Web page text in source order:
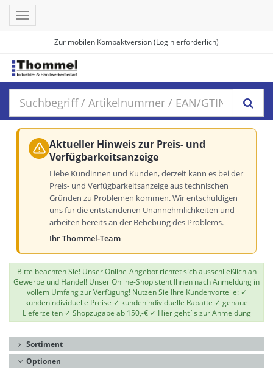
Zur mobilen Kompaktversion (Login erforderlich)
Toggle
navigation
Aktueller Hinweis zur Preis- und
Verfügbarkeitsanzeige
Liebe Kundinnen und Kunden, derzeit kann es bei der
Preis- und Verfügbarkeitsanzeige aus technischen
Gründen zu Problemen kommen. Wir entschuldigen
uns für die entstandenen Unannehmlichkeiten und
arbeiten bereits an der Behebung des Problems.
Ihr Thommel-Team
Bitte beachten Sie! Unser Online-Angebot richtet sich ausschließlich an
Gewerbe und Handel! Unser Online-Shop steht Ihnen nach Anmeldung in
vollem Umfang zur Verfügung! Nutzen Sie Ihre Kundenvorteile: ✓
kundenindividuelle Preise ✓ kundenindividuelle Rabatte ✓ genaue
Lieferzeiten ✓ Shopzugabe ab 150,-€ ✓ Hier geht`s zur Anmeldung
Sortiment
Optionen